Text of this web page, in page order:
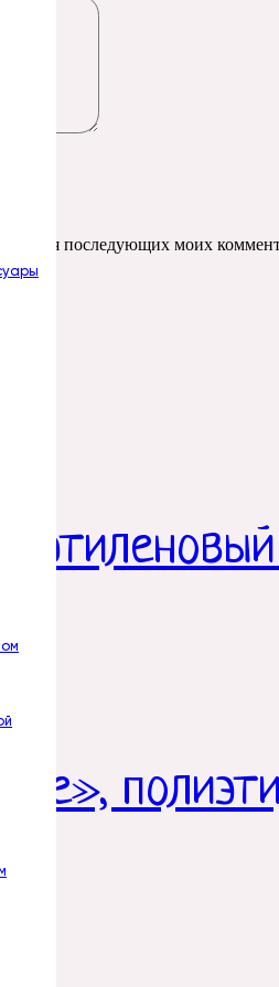
для последующих моих